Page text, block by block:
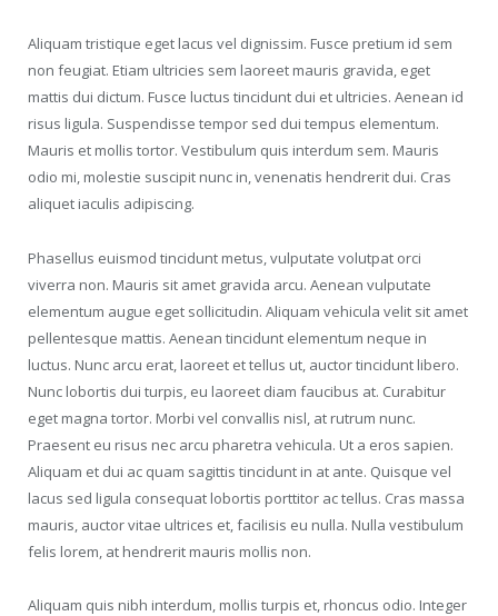
Aliquam tristique eget lacus vel dignissim. Fusce pretium id sem
non feugiat. Etiam ultricies sem laoreet mauris gravida, eget
mattis dui dictum. Fusce luctus tincidunt dui et ultricies. Aenean id
risus ligula. Suspendisse tempor sed dui tempus elementum.
Mauris et mollis tortor. Vestibulum quis interdum sem. Mauris
odio mi, molestie suscipit nunc in, venenatis hendrerit dui. Cras
aliquet iaculis adipiscing.
Phasellus euismod tincidunt metus, vulputate volutpat orci
viverra non. Mauris sit amet gravida arcu. Aenean vulputate
elementum augue eget sollicitudin. Aliquam vehicula velit sit amet
pellentesque mattis. Aenean tincidunt elementum neque in
luctus. Nunc arcu erat, laoreet et tellus ut, auctor tincidunt libero.
Nunc lobortis dui turpis, eu laoreet diam faucibus at. Curabitur
eget magna tortor. Morbi vel convallis nisl, at rutrum nunc.
Praesent eu risus nec arcu pharetra vehicula. Ut a eros sapien.
Aliquam et dui ac quam sagittis tincidunt in at ante. Quisque vel
lacus sed ligula consequat lobortis porttitor ac tellus. Cras massa
mauris, auctor vitae ultrices et, facilisis eu nulla. Nulla vestibulum
felis lorem, at hendrerit mauris mollis non.
Aliquam quis nibh interdum, mollis turpis et, rhoncus odio. Integer